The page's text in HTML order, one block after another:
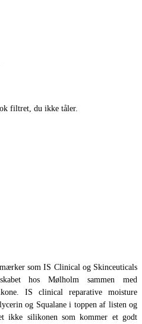
filtret, du ikke tåler.
som IS Clinical og Skinceuticals
hos Mølholm sammen med
IS clinical reparative moisture
og Squalane i toppen af listen og
ikke silikonen som kommer et godt